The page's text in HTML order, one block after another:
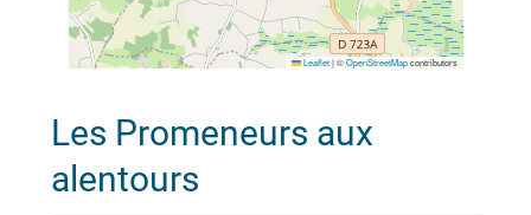
Leaflet |©OpenStreetMapcontributors
Les Promeneurs aux
alentours